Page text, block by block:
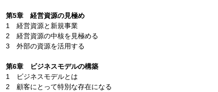
第5章 経営資源の見極め
1 経営資源と新規事業
2 経営資源の中核を見極める
3 外部の資源を活用する
第6章 ビジネスモデルの構築
1 ビジネスモデルとは
2 顧客にとって特別な存在になる